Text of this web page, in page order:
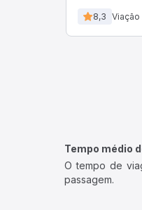
8,3 Viação
Tempo médio
O tempo de
passagem.